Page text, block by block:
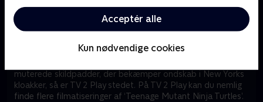
Acceptér alle
Kun nødvendige cookies
verden – som Universal Pictures, Paramount Pictures,
Nickelodeon og DreamWorks.
muterede skildpadder, der bekæmper ondskab i New Yorks
kloakker, så er TV 2 Play stedet. På TV 2 Play kan du nemlig
finde flere filmatiseringer af ‘Teenage Mutant Ninja Turtles’.